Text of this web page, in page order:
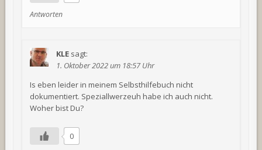
Antworten
KLE sagt:
1. Oktober 2022 um 18:57 Uhr
Is eben leider in meinem Selbsthilfebuch nicht
dokumentiert. Speziallwerzeuh habe ich auch nicht.
Woher bist Du?
0